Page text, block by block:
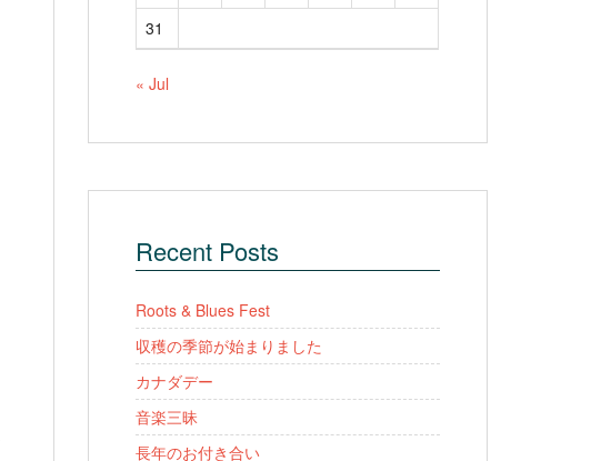
31
« Jul
Recent Posts
Roots & Blues Fest
収穫の季節が始まりました
カナダデー
音楽三昧
長年のお付き合い